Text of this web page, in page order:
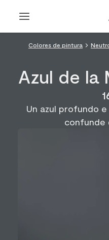
Colores de pintura
Azul de la
Un azul profundo
confunde